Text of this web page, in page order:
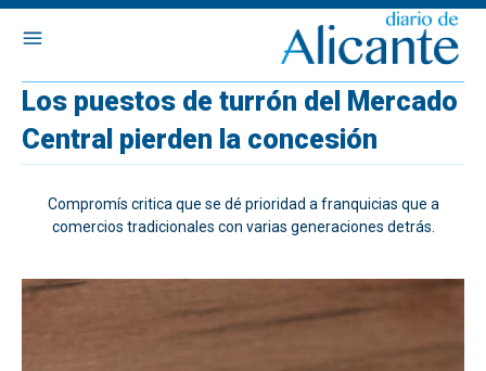
Los puestos de turrón del Mercado
Central pierden la concesión
Compromís critica que se dé prioridad a franquicias que a
comercios tradicionales con varias generaciones detrás.